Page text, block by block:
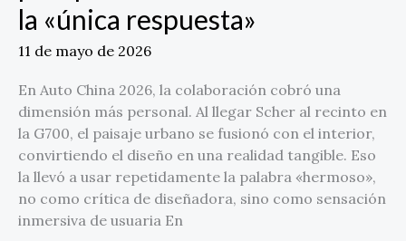
la «única respuesta»
11 de mayo de 2026
En Auto China 2026, la colaboración cobró una
dimensión más personal. Al llegar Scher al recinto en
la G700, el paisaje urbano se fusionó con el interior,
convirtiendo el diseño en una realidad tangible. Eso
la llevó a usar repetidamente la palabra «hermoso»,
no como crítica de diseñadora, sino como sensación
inmersiva de usuaria En
respuesta»